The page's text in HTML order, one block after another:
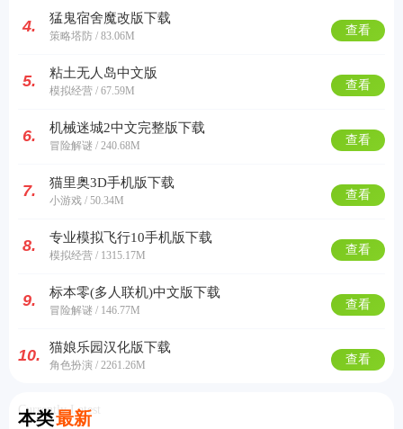
4. 猛鬼宿舍魔改版下载
策略塔防 / 83.06M 查看
5. 粘土无人岛中文版
模拟经营 / 67.59M 查看
6. 机械迷城2中文完整版下载
冒险解谜 / 240.68M 查看
7. 猫里奥3D手机版下载
小游戏 / 50.34M 查看
8. 专业模拟飞行10手机版下载
模拟经营 / 1315.17M 查看
9. 标本零(多人联机)中文版下载
冒险解谜 / 146.77M 查看
10. 猫娘乐园汉化版下载
角色扮演 / 2261.26M 查看
本类最新
Currently Latest